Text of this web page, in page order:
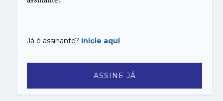
Já é assinante? Inicie aqui
ASSINE JÁ